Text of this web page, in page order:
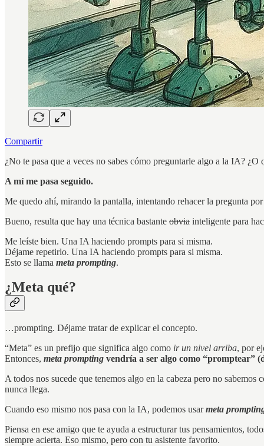
Compartir
¿No te pasa que a veces no sabes cómo preguntarle algo a la IA? ¿O
A mí me pasa seguido.
Me quedo ahí, mirando la pantalla, intentando rehacer la pregunta
Bueno, resulta que hay una técnica bastante obvia inteligente para
Me leíste bien. Una IA haciendo prompts para si misma.
Déjame repetirlo. Una IA haciendo prompts para si misma.
Esto se llama meta prompting.
¿Meta qué?
…prompting. Déjame tratar de explicar el concepto.
“Meta” es un prefijo que significa algo como ir un nivel arriba, por
Entonces, meta prompting vendría a ser algo como “promptear”
A todos nos sucede que tenemos algo en la cabeza pero no
nunca llega.
Cuando eso mismo nos pasa con la IA, podemos usarmeta
Piensa en ese amigo que te ayuda a estructurar tus pensamientos,
siempre acierta. Eso mismo, pero con tu asistente favorito.